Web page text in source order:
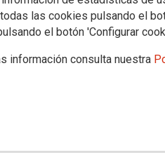
las cookies pulsando el
el botón 'Configurar
información consulta nuestra